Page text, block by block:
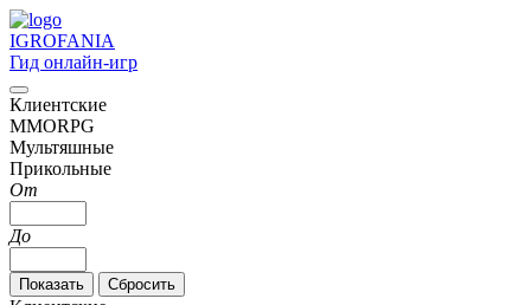
IGROFANIA
Гид онлайн-игр
Клиентские
MMORPG
Мультяшные
Прикольные
От
До